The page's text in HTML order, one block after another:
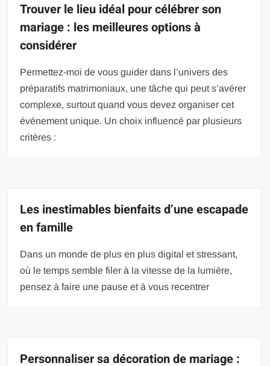
Trouver le lieu idéal pour célébrer son
mariage : les meilleures options à
considérer
Permettez-moi de vous guider dans l’univers des
préparatifs matrimoniaux, une tâche qui peut s’avérer
complexe, surtout quand vous devez organiser cet
événement unique. Un choix influencé par plusieurs
critères :
Les inestimables bienfaits d’une escapade
en famille
Dans un monde de plus en plus digital et stressant,
où le temps semble filer à la vitesse de la lumière,
pensez à faire une pause et à vous recentrer
Personnaliser sa décoration de mariage :